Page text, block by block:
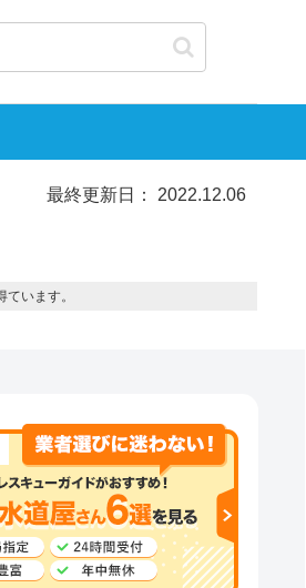
最終更新日： 2022.12.06
います。